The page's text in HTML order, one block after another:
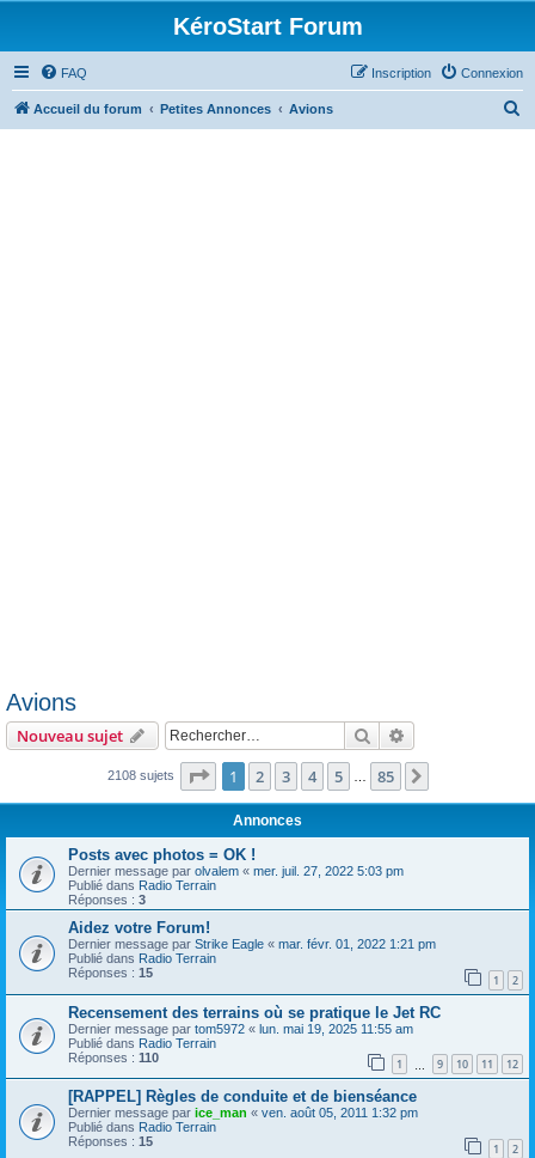
KéroStart Forum
FAQ Connexion
Inscription
Accueil du forum Petites Annonces Avions
Avions
Nouveau sujet Rechercher
2108 sujets Page 1sur85
1 2 3 4 5 85
Annonces
Posts avec photos = OK !
Dernier message par olvalem « mer. juil. 27, 2022 5:03 pm
Publié dans Radio Terrain
Réponses : 3
Aidez votre Forum!
Dernier message par Strike Eagle « mar. févr. 01, 2022 1:21 pm
Publié dans Radio Terrain
Réponses : 15 1 2
Recensement des terrains où se pratique le Jet RC
Dernier message par tom5972 « lun. mai 19, 2025 11:55 am
Publié dans Radio Terrain
Réponses : 110 1 9 10 11 12
[RAPPEL] Règles de conduite et de bienséance
Dernier message par ice_man « ven. août 05, 2011 1:32 pm
Publié dans Radio Terrain
Réponses : 15 1 2